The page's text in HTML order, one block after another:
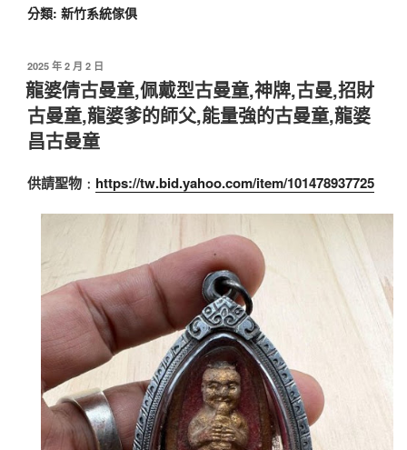
分類: 新竹系統傢俱
發
佈
於
2025 年 2 月 2 日
龍婆倩古曼童,佩戴型古曼童,神牌,古曼,招財
古曼童,龍婆爹的師父,能量強的古曼童,龍婆
昌古曼童
供請聖物﹕ https://tw.bid.yahoo.com/item/101478937725